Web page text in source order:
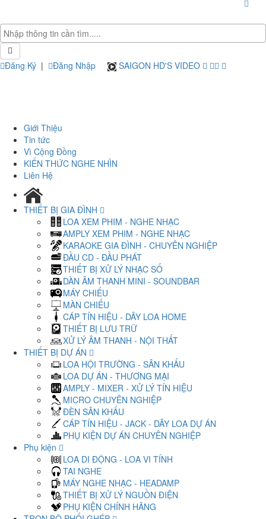
Đăng Ký | Đăng Nhập SAIGON HD'S VIDEO
Giới Thiệu
Tin tức
Vì Cộng Đồng
KIẾN THỨC NGHE NHÌN
Liên Hệ
THIẾT BỊ GIA ĐÌNH
LOA XEM PHIM - NGHE NHẠC
AMPLY XEM PHIM - NGHE NHẠC
KARAOKE GIA ĐÌNH - CHUYÊN NGHIỆP
ĐẦU CD - ĐẦU PHÁT
THIẾT BỊ XỬ LÝ NHẠC SỐ
DÀN ÂM THANH MINI - SOUNDBAR
MÁY CHIẾU
MÀN CHIẾU
CÁP TÍN HIỆU - DÂY LOA HOME
THIẾT BỊ LƯU TRỮ
XỬ LÝ ÂM THANH - NỘI THẤT
THIẾT BỊ DỰ ÁN
LOA HỘI TRƯỜNG - SÂN KHẤU
LOA DỰ ÁN - THƯƠNG MẠI
AMPLY - MIXER - XỬ LÝ TÍN HIỆU
MICRO CHUYÊN NGHIỆP
ĐÈN SÂN KHẤU
CÁP TÍN HIỆU - JACK - DÂY LOA DỰ ÁN
PHỤ KIỆN DỰ ÁN CHUYÊN NGHIỆP
Phụ kiện
LOA DI ĐỘNG - LOA VI TÍNH
TAI NGHE
MÁY NGHE NHẠC - HEADAMP
THIẾT BỊ XỬ LÝ NGUỒN ĐIỆN
PHỤ KIỆN CHÍNH HÃNG